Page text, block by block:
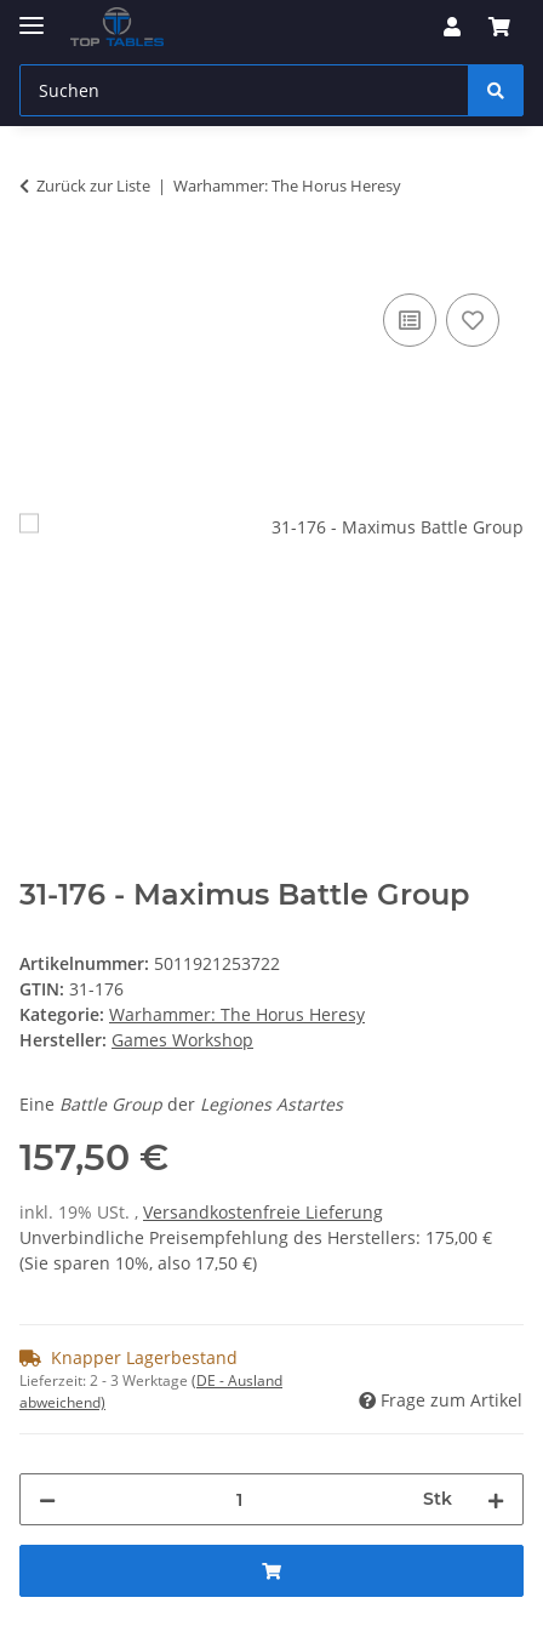
Zurück zur Liste Warhammer: The Horus Heresy
31-176 - Maximus Battle Group
Artikelnummer: 5011921253722
GTIN: 31-176
Kategorie: Warhammer: The Horus Heresy
Hersteller: Games Workshop
Eine Battle Group der Legiones Astartes
157,50 €
inkl. 19% USt. , Versandkostenfreie Lieferung
Unverbindliche Preisempfehlung des Herstellers: 175,00 €
(Sie sparen 10%, also 17,50 €)
Knapper Lagerbestand
Lieferzeit:2 - 3 Werktage (DE - Ausland
abweichend)
Frage zum Artikel
Stk